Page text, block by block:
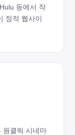
등에서 작
정적 웹사이
원클릭 시네마